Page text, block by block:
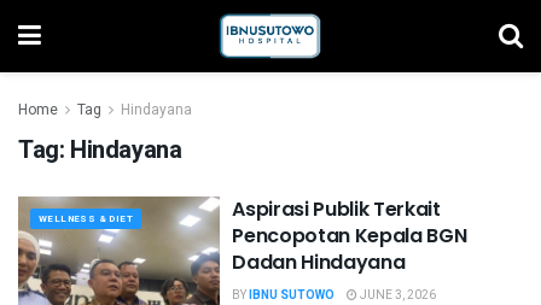
Home Tag Hindayana
Tag: Hindayana
WELLNESS & DIET
Aspirasi Publik Terkait
Pencopotan Kepala BGN
Dadan Hindayana
BYIBNU SUTOWO JUNE 3, 2026